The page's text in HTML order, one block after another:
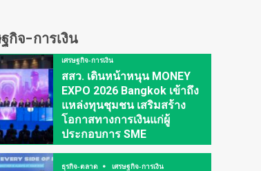
กิจ-การเงิน
เศรษฐกิจ-การเงิน
สสว. เดินหน้าหนุน MONEY
EXPO 2026 Bangkok เข้าถึง
แหล่งทุนชุมชน เสริมสร้าง
โอกาสทางการเงินแก่ผู้
ประกอบการ SME
ธุรกิจ-ตลาด เศรษฐกิจ-การเงิน